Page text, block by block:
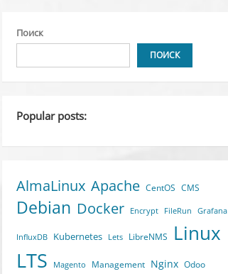
Поиск
ПОИСК
Popular posts:
AlmaLinux Apache CentOS CMS
Debian Docker Encrypt FileRun Grafana
InfluxDB Kubernetes Lets LibreNMS Linux
LTS Magento Management Nginx Odoo